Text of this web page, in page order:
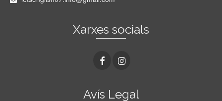
Xarxes socials
Avís Legal